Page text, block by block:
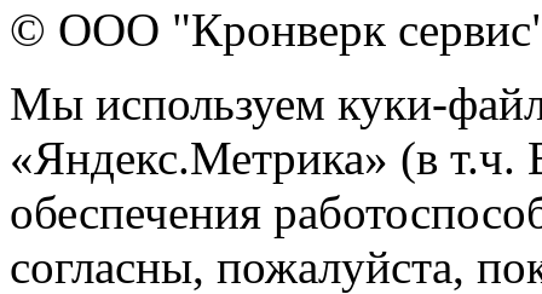
© ООО "Кронверк
Мы используем куки-
«Яндекс.Метрика» (в т.ч.
обеспечения
согласны, пожалуйста,